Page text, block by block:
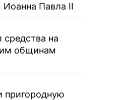
Иоанна Павла II
на
общинам
пригородную